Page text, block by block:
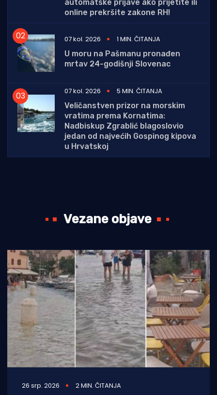
automatske prijave ako prijetite ili
online prekršite zakone RH!
07 kol. 2026
1 MIN. ČITANJA
U moru na Pašmanu pronađen
mrtav 24-godišnji Slovenac
07 kol. 2026
5 MIN. ČITANJA
Veličanstven prizor na morskim
vratima prema Kornatima:
Nadbiskup Zgrablić blagoslovio
jedan od najvećih Gospinog kipova
u Hrvatskoj
Vezane objave
26 srp. 2026 2 MIN. ČITANJA